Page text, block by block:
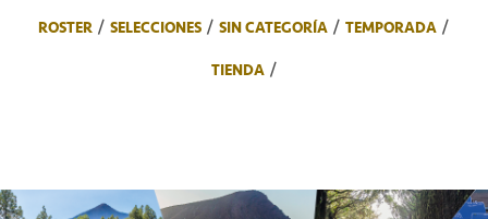
ROSTER
SELECCIONES SIN CATEGORÍA
TEMPORADA
TIENDA